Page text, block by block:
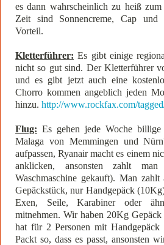
es dann wahrscheinlich zu heiß
Zeit sind Sonnencreme, Cap und
Vorteil.
Kletterführer: Es gibt einige
nicht so gut sind. Der Kletterführer
und es gibt jetzt auch eine
Chorro kommen angeblich jeden
hinzu.http://www.rockfax.com/
Flug: Es gehen jede Woche
Malaga von Memmingen und
aufpassen, Ryanair macht es einem
anklicken, ansonsten zahlt
Waschmaschine gekauft). Man zahlt
Gepäckstück, nur Handgepäck
Exen, Seile, Karabiner oder
mitnehmen. Wir haben 20Kg Gepäck
hat für 2 Personen mit Handgepäck
Packt so, dass es passt, ansonsten